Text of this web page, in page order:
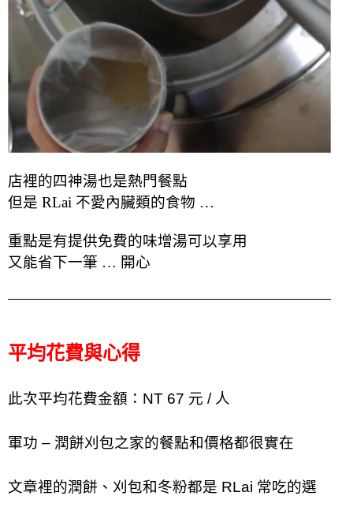
店裡的四神湯也是熱門餐點
但是 RLai 不愛內臟類的食物 …
重點是有提供免費的味增湯可以享用
又能省下一筆 … 開心
平均花費與心得
此次平均花費金額：NT 67 元 / 人
軍功 – 潤餅刈包之家的餐點和價格都很實在
文章裡的潤餅、刈包和冬粉都是 RLai 常吃的選